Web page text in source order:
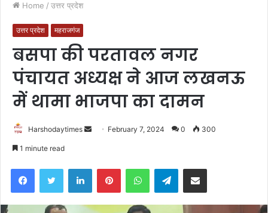
Home / उत्तर प्रदेश
उत्तर प्रदेश महराजगंज
बसपा की परतावल नगर
पंचायत अध्यक्ष ने आज लखनऊ
में थामा भाजपा का दामन
Harshodaytimes
Send February 7, 2024 0 300
1 minute read
FacebookTwitter LinkedInPinterestWhatsAppTelegramShare via Email